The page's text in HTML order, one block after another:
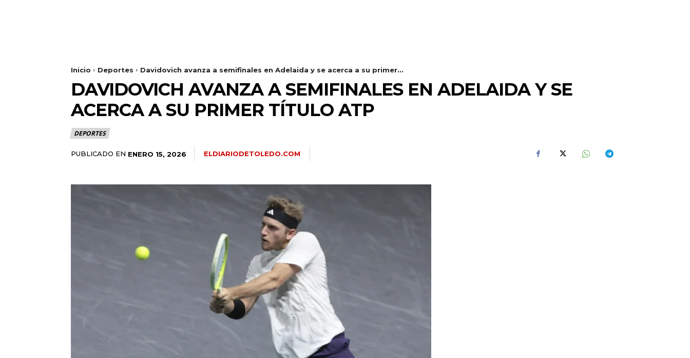
Inicio Deportes Davidovich avanza a semifinales en Adelaida y se acerca a su primer...
DAVIDOVICH AVANZA A SEMIFINALES EN ADELAIDA Y SE
ACERCA A SU PRIMER TÍTULO ATP
DEPORTES
PUBLICADO EN ENERO 15, 2026 ELDIARIODETOLEDO.COM